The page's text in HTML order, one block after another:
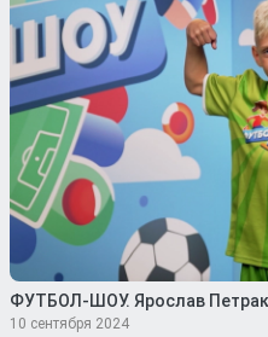
ФУТБОЛ-ШОУ. Ярослав
10 сентября 2024